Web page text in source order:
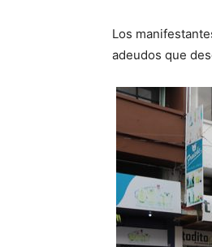
Los
adeudos que